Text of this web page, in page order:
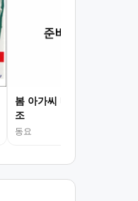
봄 아가씨 내림나장
조
동요